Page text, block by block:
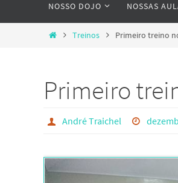
content
NOSSO DOJO NOSSAS
HomeTreinos Primeiro treino
Primeiro
André Traichel